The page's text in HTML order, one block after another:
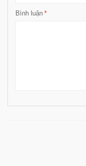
*
Bình luận